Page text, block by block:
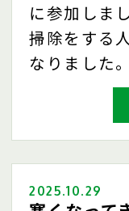
に参加しま
掃除をする
なりました
2025.10.29